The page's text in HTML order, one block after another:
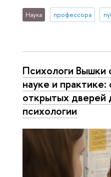
Наука профессора
Психологи Вышки
науке и
открытых дверей
психологии